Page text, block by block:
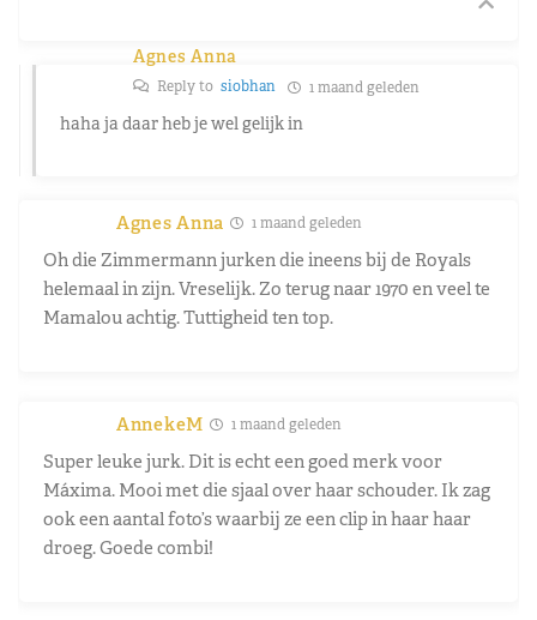
Agnes Anna
Reply to siobhan 1 maand geleden
haha ja daar heb je wel gelijk in
Agnes Anna 1 maand geleden
Oh die Zimmermann jurken die ineens bij de Royals
helemaal in zijn. Vreselijk. Zo terug naar 1970 en veel te
Mamalou achtig. Tuttigheid ten top.
AnnekeM 1 maand geleden
Super leuke jurk. Dit is echt een goed merk voor
Máxima. Mooi met die sjaal over haar schouder. Ik zag
ook een aantal foto’s waarbij ze een clip in haar haar
droeg. Goede combi!